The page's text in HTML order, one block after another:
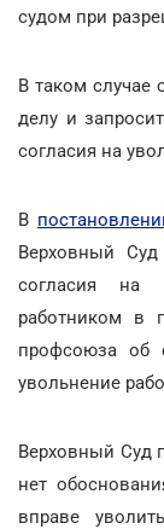
судом при
В таком случае
делу и
согласия на
В
Верховный Суд
согласия на
работником в
профсоюза об
увольнение
Верховный Суд
нет
вправе